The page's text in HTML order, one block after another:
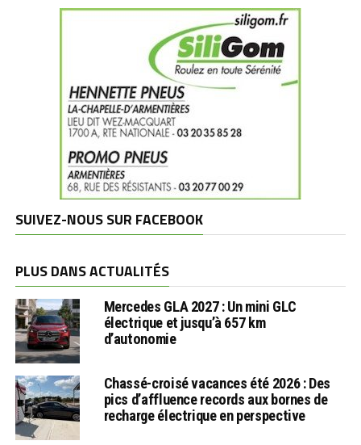
SUIVEZ-NOUS SUR FACEBOOK
PLUS DANS ACTUALITÉS
Mercedes GLA 2027 : Un mini GLC
électrique et jusqu’à 657 km
d’autonomie
Chassé-croisé vacances été 2026 : Des
pics d’affluence records aux bornes de
recharge électrique en perspective